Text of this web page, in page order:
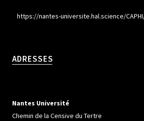
https://nantes-universite.hal.science/
ADRESSES
Nantes Université
Chemin de la Censive du Tertre